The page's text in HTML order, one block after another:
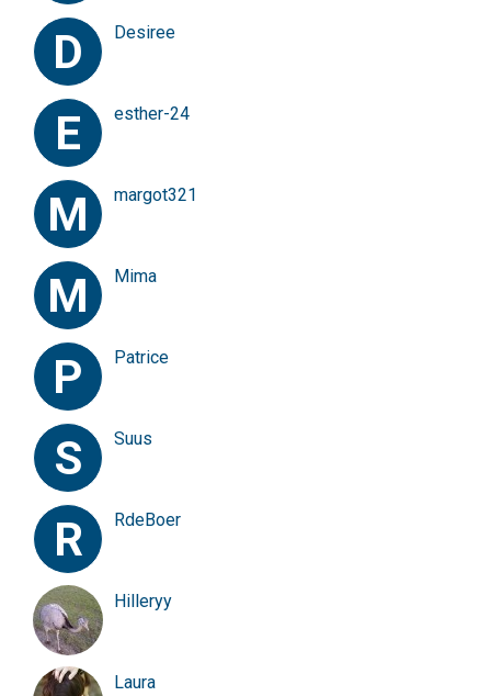
D Desiree
E esther-24
M margot321
M Mima
P Patrice
S Suus
R RdeBoer
Hilleryy
Laura